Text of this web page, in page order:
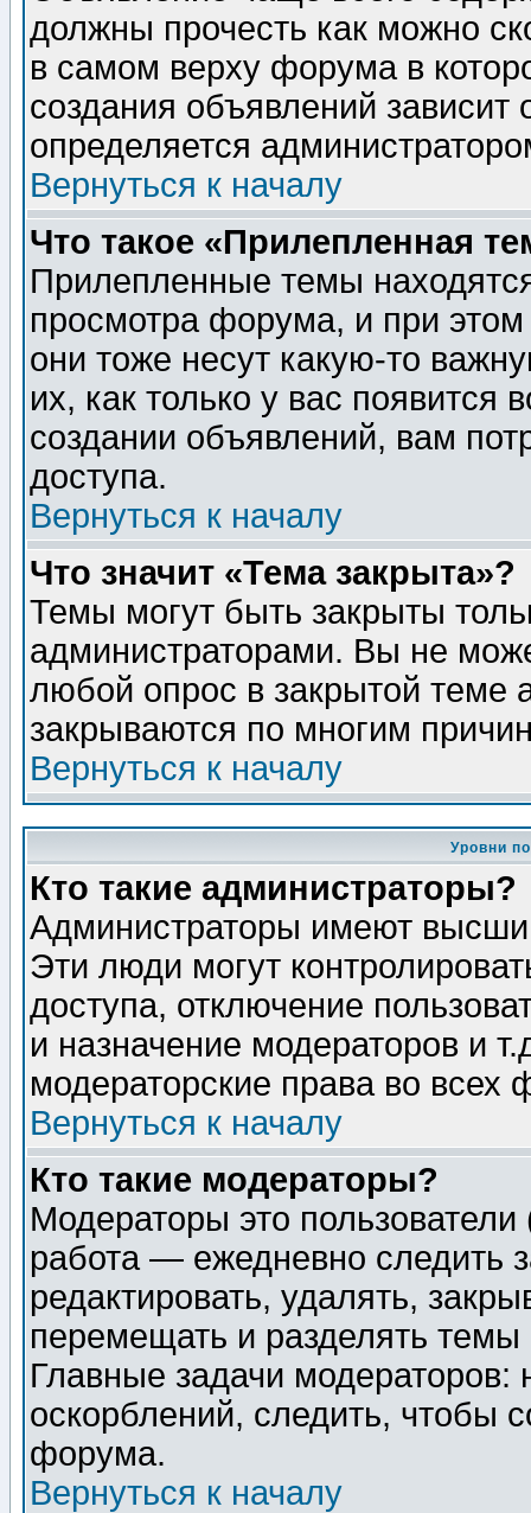
должны прочесть как можно
в самом верху форума в
создания объявлений зависит
определяется
Вернуться к началу
Что такое «Прилепленная
Прилепленные темы
просмотра форума, и при
они тоже несут какую-то
их, как только у вас появится
создании объявлений, вам
доступа.
Вернуться к началу
Что значит «Тема закрыта»?
Темы могут быть закрыты
администраторами. Вы не
любой опрос в закрытой теме
закрываются по многим
Вернуться к началу
Уровни
Кто такие администраторы?
Администраторы имеют
Эти люди могут
доступа, отключение
и назначение модераторов и
модераторские права во всех
Вернуться к началу
Кто такие модераторы?
Модераторы это
работа — ежедневно следить
редактировать, удалять,
перемещать и разделять
Главные задачи
оскорблений, следить, чтобы
форума.
Вернуться к началу